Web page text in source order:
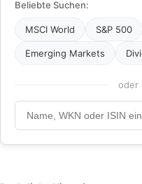
Beliebte Suchen:
MSCI World S&P 500
Emerging Markets
oder